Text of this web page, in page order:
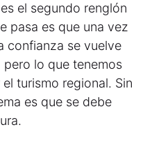
el segundo renglón
pasa es que una vez
confianza se vuelve
lo que tenemos
turismo regional. Sin
es que se debe